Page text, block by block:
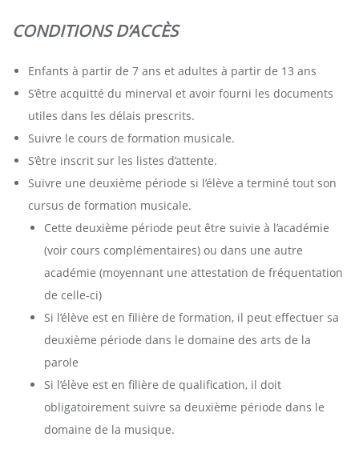
CONDITIONS D’ACCÈS
Enfants à partir de 7 ans et adultes à partir de 13 ans
S’être acquitté du minerval et avoir fourni les documents
utiles dans les délais prescrits.
Suivre le cours de formation musicale.
S’être inscrit sur les listes d’attente.
Suivre une deuxième période si l’élève a terminé tout son
cursus de formation musicale.
Cette deuxième période peut être suivie à l’académie
(voir cours complémentaires) ou dans une autre
académie (moyennant une attestation de fréquentation
de celle-ci)
Si l’élève est en filière de formation, il peut effectuer sa
deuxième période dans le domaine des arts de la
parole
Si l’élève est en filière de qualification, il doit
obligatoirement suivre sa deuxième période dans le
domaine de la musique.